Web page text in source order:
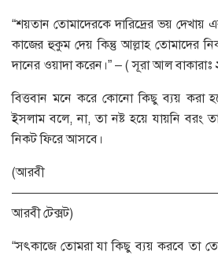
“শয়তান তোমাদেরকে দারিদ্রের ভয় দেখায়
কাজের হুকুম দেয় কিন্তু আল্লাহ তোমাদের
দানের ওয়াদা করেন।” – ( সূরা আল
বিত্তবান মনে করে কোনো কিছু ব্যয় করা
ইসলাম বলে, না, তা নষ্ট হয়ে যায়নি বরং
নিকট ফিরে আসবে।
(আরবী
আরবী টেক্সট)
“সৎকাজে তোমরা যা কিছু ব্যয় করবে তা